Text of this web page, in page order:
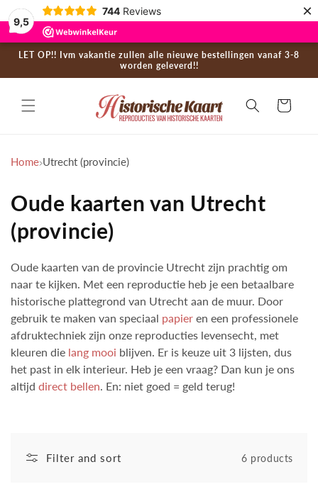
9,5
744 Reviews ×
Skip to
content
LET OP!! Ivm vakantie zullen alle nieuwe bestellingen vanaf 3-8
worden geleverd!!
Cart
Home Collection:
Utrecht (provincie)
Oude kaarten van Utrecht
(provincie)
Oude kaarten van de provincie Utrecht zijn prachtig om
naar te kijken. Met een reproductie heb je een betaalbare
historische plattegrond van Utrecht aan de muur. Door
gebruik te maken van speciaal papier en een professionele
afdruktechniek zijn onze reproducties levensecht, met
kleuren die lang mooi blijven. Er is keuze uit 3 lijsten, dus
het past in elk interieur. Heb je een vraag? Dan kun je ons
altijd direct bellen. En: niet goed = geld terug!
Filter and sort 6 products